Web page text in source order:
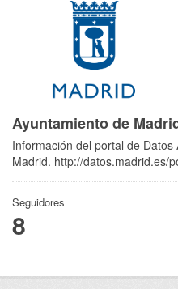
Ayuntamiento de
Información del portal de
Madrid. http://datos.madrid.es/
Seguidores
8